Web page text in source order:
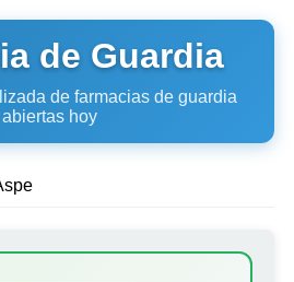
de Guardia
de farmacias de guardia
abiertas hoy